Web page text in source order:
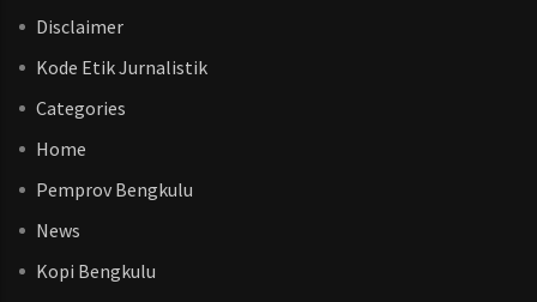
Disclaimer
Kode Etik Jurnalistik
Categories
Home
Pemprov Bengkulu
News
Kopi Bengkulu